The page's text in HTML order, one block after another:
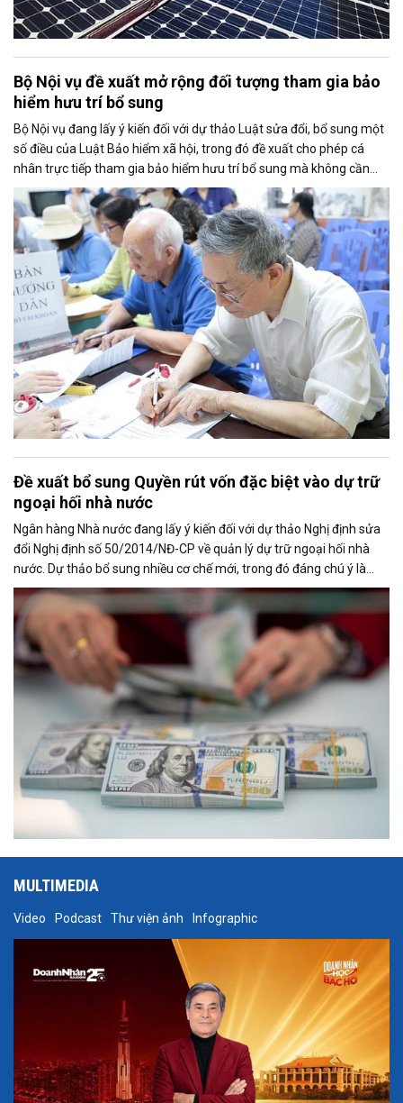
Bộ Nội vụ đề xuất mở rộng đối tượng tham gia bảo
hiểm hưu trí bổ sung
Bộ Nội vụ đang lấy ý kiến đối với dự thảo Luật sửa đổi, bổ sung một
số điều của Luật Bảo hiểm xã hội, trong đó đề xuất cho phép cá
nhân trực tiếp tham gia bảo hiểm hưu trí bổ sung mà không cần
thông qua người sử dụng lao động. Dự thảo cũng điều chỉnh cách
tính thời gian đóng bảo hiểm xã hội nhằm bảo đảm quyền lợi cho
người tham gia.
Đề xuất bổ sung Quyền rút vốn đặc biệt vào dự trữ
ngoại hối nhà nước
Ngân hàng Nhà nước đang lấy ý kiến đối với dự thảo Nghị định sửa
đổi Nghị định số 50/2014/NĐ-CP về quản lý dự trữ ngoại hối nhà
nước. Dự thảo bổ sung nhiều cơ chế mới, trong đó đáng chú ý là
việc đưa Quyền rút vốn đặc biệt (SDR) của Quỹ Tiền tệ Quốc tế
(IMF) vào nguồn hình thành dự trữ ngoại hối quốc gia.
MULTIMEDIA
Video Podcast Thư viện ảnh Infographic